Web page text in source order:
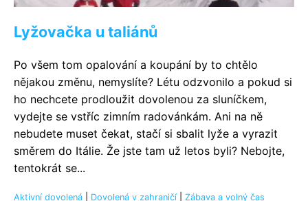
Lyžovačka u taliánů
Po všem tom opalování a koupání by to chtělo
nějakou změnu, nemyslíte? Létu odzvonilo a pokud si
ho nechcete prodloužit dovolenou za sluníčkem,
vydejte se vstříc zimním radovánkám. Ani na ně
nebudete muset čekat, stačí si sbalit lyže a vyrazit
směrem do Itálie. Že jste tam už letos byli? Nebojte,
tentokrát se...
Aktivní dovolená Dovolená v zahraničí Zábava a volný čas